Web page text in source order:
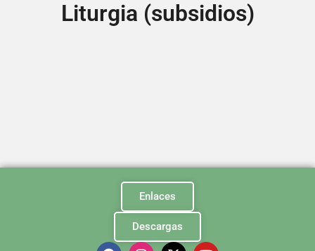
Liturgia (subsidios)
Enlaces
Descargas